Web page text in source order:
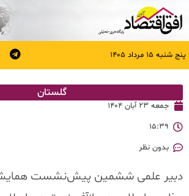
پنج شنبه ۱۵ مرداد ۱۴۰۵
گلستان
جمعه ۲۳ آبان ۱۴۰۴
۱۵:۳۹
بدون نظر
دبیر علمی ششمین پیش‌نشست